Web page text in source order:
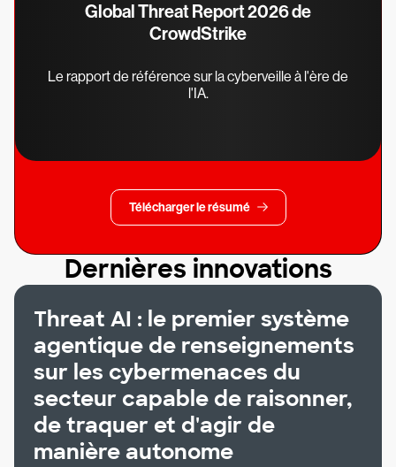
Global Threat Report 2026 de
CrowdStrike
Le rapport de référence sur la cyberveille à l'ère de
l'IA.
Télécharger le résumé
Dernières innovations
Threat AI : le premier système
agentique de renseignements
sur les cybermenaces du
secteur capable de raisonner,
de traquer et d'agir de
manière autonome